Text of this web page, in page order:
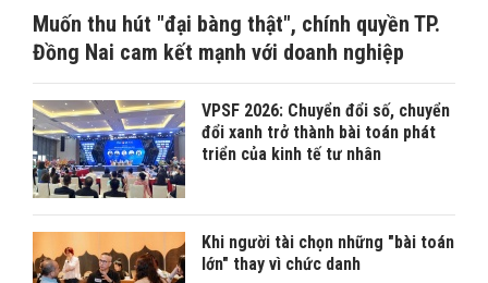
Muốn thu hút "đại bàng thật", chính quyền TP.
Đồng Nai cam kết mạnh với doanh nghiệp
VPSF 2026: Chuyển đổi số, chuyển
đổi xanh trở thành bài toán phát
triển của kinh tế tư nhân
Khi người tài chọn những "bài toán
lớn" thay vì chức danh